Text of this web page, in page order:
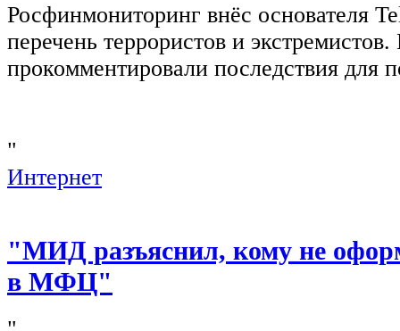
Росфинмониторинг внёс основателя
перечень террористов и
прокомментировали последствия для
"
Интернет
"МИД разъяснил, кому не
в МФЦ"